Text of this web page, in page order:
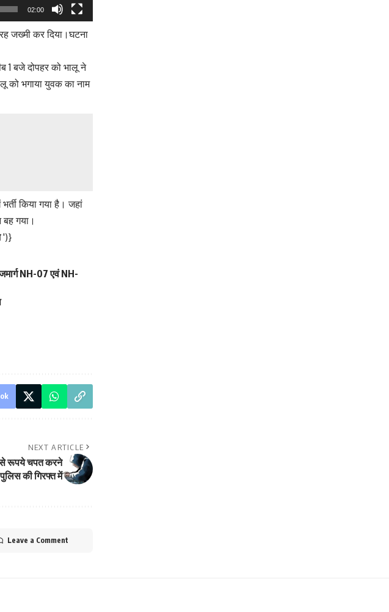
02:00
जख्मी कर दिया।घटना
1 बजे दोपहर को भालू ने
को भगाया युवक का नाम
किया गया है। जहां
गया।
')}
NH-07 एवं NH-
NEXT ARTICLE
से रूपये चपत करने
की गिरफ्त में
Leave a Comment